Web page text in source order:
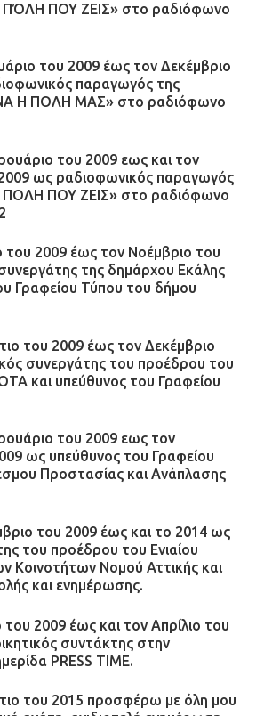
ΠΌΛΗ ΠΟΥ ΖΕΙΣ» στο ραδιόφωνο
του 2009 έως τον Δεκέμβριο
παραγωγός της
Η ΠΟΛΗ ΜΑΣ» στο ραδιόφωνο
του 2009 εως και τον
ως ραδιοφωνικός παραγωγός
ΠΟΛΗ ΠΟΥ ΖΕΙΣ» στο ραδιόφωνο
του 2009 έως τον Νοέμβριο του
της δημάρχου Εκάλης
Γραφείου Τύπου του δήμου
του 2009 έως τον Δεκέμβριο
συνεργάτης του προέδρου του
και υπεύθυνος του Γραφείου
του 2009 εως τον
ως υπεύθυνος του Γραφείου
Προστασίας και Ανάπλασης
του 2009 έως και το 2014 ως
του προέδρου του Ενιαίου
Κοινοτήτων Νομού Αττικής και
και ενημέρωσης.
του 2009 έως και τον Απρίλιο του
συντάκτης στην
PRESS TIME.
του 2015 προσφέρω με όλη μου